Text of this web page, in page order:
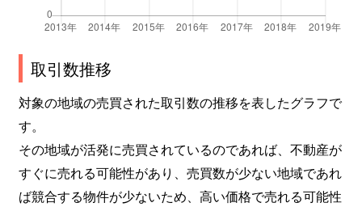
取引数推移
対象の地域の売買された取引数の推移を表したグラフで
す。
その地域が活発に売買されているのであれば、不動産が
すぐに売れる可能性があり、売買数が少ない地域であれ
ば競合する物件が少ないため、高い価格で売れる可能性